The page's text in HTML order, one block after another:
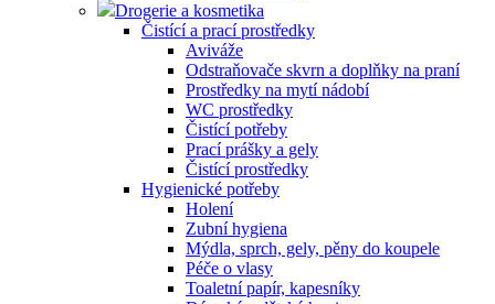
Drogerie a kosmetika
Čistící a prací prostředky
Aviváže
Odstraňovače skvrn a doplňky na praní
Prostředky na mytí nádobí
WC prostředky
Čistící potřeby
Prací prášky a gely
Čistící prostředky
Hygienické potřeby
Holení
Zubní hygiena
Mýdla, sprch, gely, pěny do koupele
Péče o vlasy
Toaletní papír, kapesníky